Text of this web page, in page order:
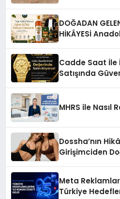
DOĞADAN
HİKÂYESİ
Cadde Saat İle
Satışında
MHRS ile Nasıl
Dossha’nın
Girişimciden
Meta
Türkiye